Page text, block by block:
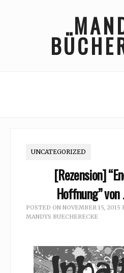
UNCATEGORIZED
[Rezension]
Hoffnung” von
POSTED ON NOVEMBER 15, 2015
MANDYS BUECHERECKE